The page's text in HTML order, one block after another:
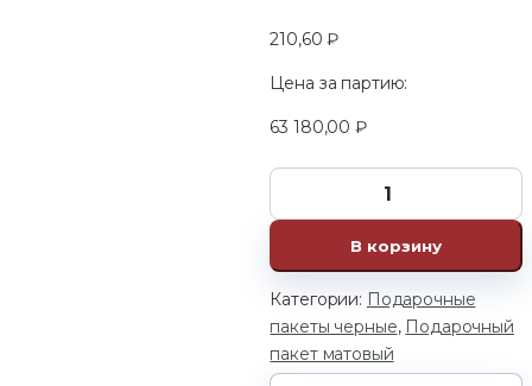
210,60₽
Цена за партию:
63 180,00 ₽
В корзину
Категории: Подарочные
пакеты черные, Подарочный
пакет матовый